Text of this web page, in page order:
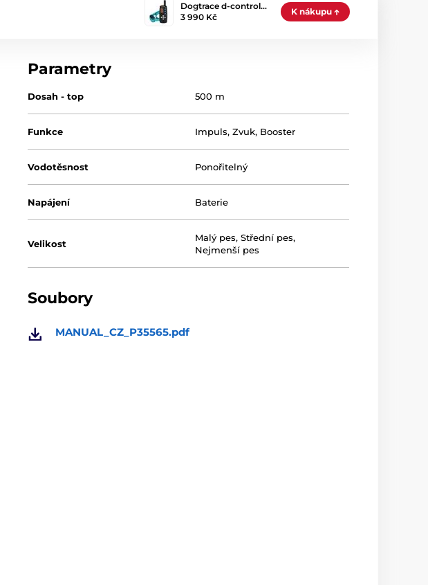
Dogtrace d-control…
3 990 Kč
K nákupu
Parametry
Dosah - top 500 m
Funkce Impuls,Zvuk, Booster
Vodotěsnost Ponořitelný
Napájení Baterie
Velikost
Malý pes,Střední pes,
Nejmenší pes
Soubory
MANUAL_CZ_P35565.pdf